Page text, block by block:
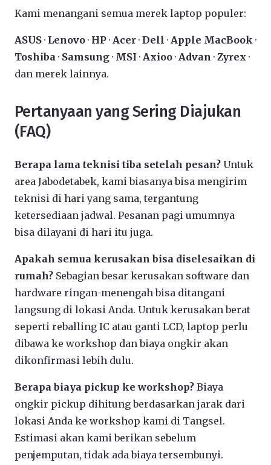
Kami menangani semua merek laptop populer:
ASUS · Lenovo · HP · Acer · Dell · Apple MacBook ·
Toshiba · Samsung · MSI · Axioo · Advan · Zyrex ·
dan merek lainnya.
Pertanyaan yang Sering Diajukan
(FAQ)
Berapa lama teknisi tiba setelah pesan? Untuk
area Jabodetabek, kami biasanya bisa mengirim
teknisi di hari yang sama, tergantung
ketersediaan jadwal. Pesanan pagi umumnya
bisa dilayani di hari itu juga.
Apakah semua kerusakan bisa diselesaikan di
rumah? Sebagian besar kerusakan software dan
hardware ringan-menengah bisa ditangani
langsung di lokasi Anda. Untuk kerusakan berat
seperti reballing IC atau ganti LCD, laptop perlu
dibawa ke workshop dan biaya ongkir akan
dikonfirmasi lebih dulu.
Berapa biaya pickup ke workshop? Biaya
ongkir pickup dihitung berdasarkan jarak dari
lokasi Anda ke workshop kami di Tangsel.
Estimasi akan kami berikan sebelum
penjemputan, tidak ada biaya tersembunyi.